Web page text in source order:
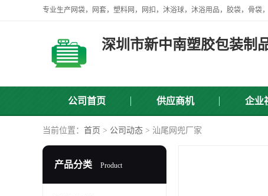
深圳市新中南塑胶包装制
公司首页 供应商机 企业
当前位置： 首页 > 公司动态 > 汕尾网兜厂家
产品分类 Product